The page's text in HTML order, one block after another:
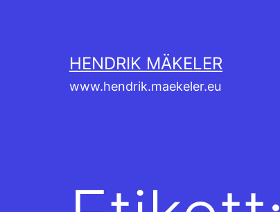
HENDRIK MÄKELER
www.hendrik.maekeler.eu